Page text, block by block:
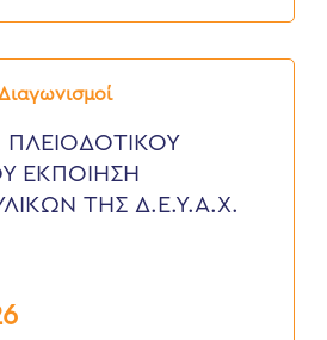
ΕΚΠΟΙΗΣΗ
ΤΗΣ Δ.Ε.Υ.Α.Χ.